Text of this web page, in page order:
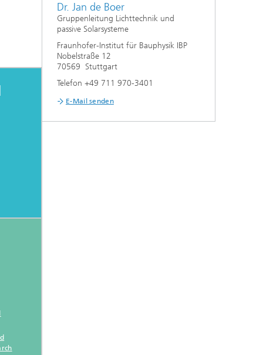
Dr. Jan de Boer
Gruppenleitung Lichttechnik und
passive Solarsysteme
Fraunhofer-Institut für Bauphysik IBP
Nobelstraße 12
70569 Stuttgart
Telefon +49 711 970-3401
E-Mail senden